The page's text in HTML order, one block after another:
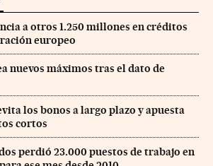
a otros 1.250 millones en créditos
europeo
nuevos máximos tras el dato de
los bonos a largo plazo y apuesta
cortos
perdió 23.000 puestos de trabajo en